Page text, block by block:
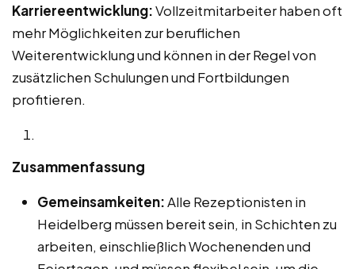
Karriereentwicklung:Vollzeitmitarbeiter haben oft
mehr Möglichkeiten zur beruflichen
Weiterentwicklung und können in der Regel von
zusätzlichen Schulungen und Fortbildungen
profitieren.
Zusammenfassung
Gemeinsamkeiten:Alle Rezeptionisten in
Heidelberg müssen bereit sein, in Schichten zu
arbeiten, einschließlich Wochenenden und